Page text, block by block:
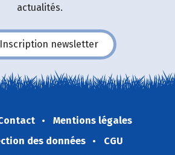
actualités.
Inscription newsletter
Mentions légales
des données
CGU